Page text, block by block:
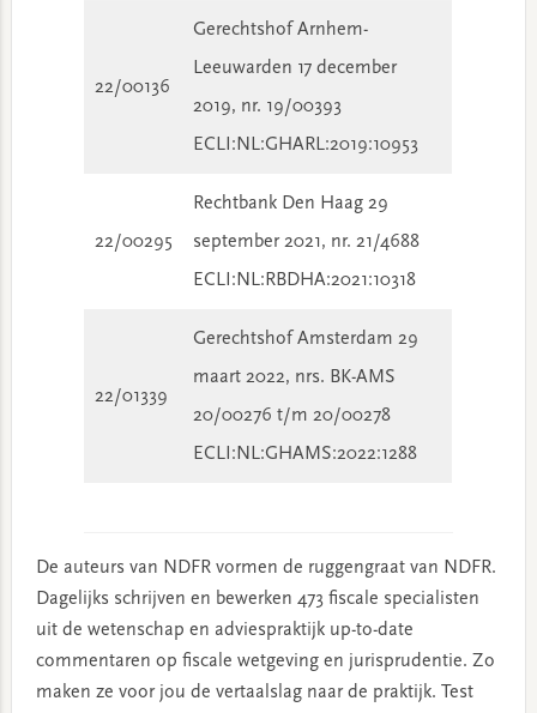
22/00136
Gerechtshof Arnhem-
Leeuwarden 17 december
2019, nr. 19/00393
ECLI:NL:GHARL:2019:10953
22/00295
Rechtbank Den Haag 29
september 2021, nr. 21/4688
ECLI:NL:RBDHA:2021:10318
22/01339
Gerechtshof Amsterdam 29
maart 2022, nrs. BK-AMS
20/00276 t/m 20/00278
ECLI:NL:GHAMS:2022:1288
De auteurs van NDFR vormen de ruggengraat van NDFR.
Dagelijks schrijven en bewerken 473 fiscale specialisten
uit de wetenschap en adviespraktijk up-to-date
commentaren op fiscale wetgeving en jurisprudentie. Zo
maken ze voor jou de vertaalslag naar de praktijk. Test